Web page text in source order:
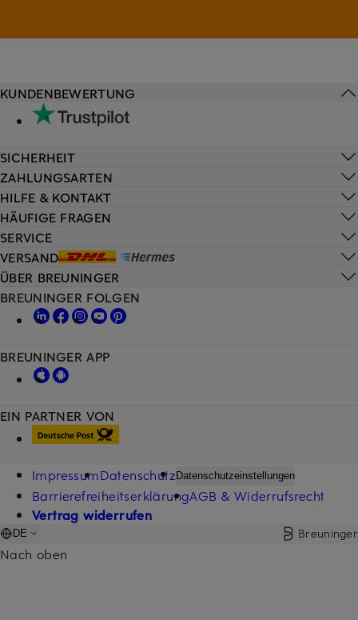
HILFE & KONTAKT
HÄUFIGE FRAGEN
SERVICE
VERSAND
KUNDENBEWERTUNG
SICHERHEIT
ZAHLUNGSARTEN
ÜBER BREUNINGER
EIN PARTNER VON
BREUNINGER FOLGEN
BREUNINGER APP
ImpressumDatenschutz Datenschutzeinstellungen
BarrierefreiheitserklärungAGB & Widerrufsrecht
Vertrag widerrufen
DE Breuninger
Nach oben